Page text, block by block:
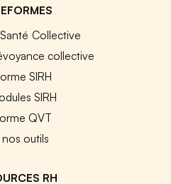
Collective
collective
SIRH
SIRH
QVT
outils
RH